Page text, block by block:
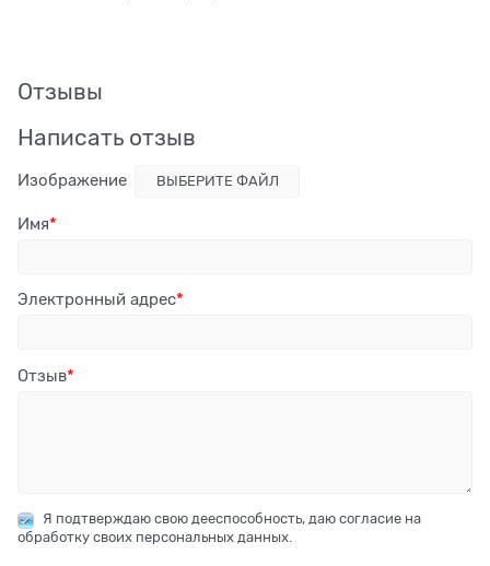
Отзывы
Написать отзыв
Изображение ВЫБЕРИТЕ ФАЙЛ
Имя
Электронный адрес
Отзыв
Я подтверждаю свою дееспособность, даю согласие на
обработку своих персональных данных.